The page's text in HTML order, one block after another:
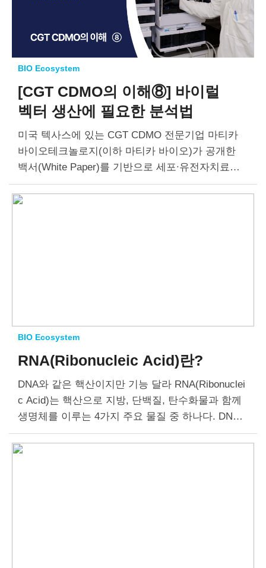
BIO Ecosystem
[CGT CDMO의 이해⑧] 바이럴
벡터 생산에 필요한 분석법
미국 텍사스에 있는 CGT CDMO 전문기업 마티카
바이오테크놀로지(이하 마티카 바이오)가 공개한
백서(White Paper)를 기반으로 세포∙유전자치료제
CDMO의 구조와 기능을 알아보는 [CGT CDMO의
이해] 칼럼을 8편 연재합니다. 8편에서는 바이럴 벡
BIO Ecosystem
RNA(Ribonucleic Acid)란?
DNA와 같은 핵산이지만 기능 달라 RNA(Ribonuclei
c Acid)는 핵산으로 지방, 단백질, 탄수화물과 함께
생명체를 이루는 4가지 주요 물질 중 하나다. DNA
와 마찬가지로 사슬 구조를 갖고 있지만 이중 나선
구조를 갖고 있는…